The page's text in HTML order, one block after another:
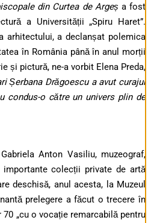
din Curtea de Argeș a fost
a Universității „Spiru Haret”.
arhitectului, a declanșat polemica
în România până în anul morții
și pictură, ne-a vorbit Elena Preda,
Șerbana Drăgoescu a avut curajul
condus-o către un univers plin de
Anton Vasiliu, muzeograf,
colecții private de artă
deschisă, anul acesta, la Muzeul
prelegere a făcut o trecere în
„cu o vocație remarcabilă pentru